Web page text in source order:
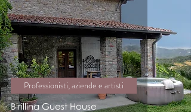
Birillina Guest House
Professionisti, aziende e artisti